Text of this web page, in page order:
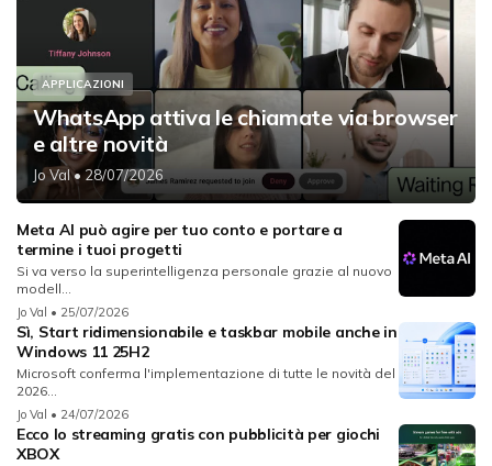
APPLICAZIONI
WhatsApp attiva le chiamate via browser
e altre novità
Jo Val• 28/07/2026
Meta AI può agire per tuo conto e portare a
termine i tuoi progetti
Si va verso la superintelligenza personale grazie al nuovo
modell...
Jo Val • 25/07/2026
Sì, Start ridimensionabile e taskbar mobile anche in
Windows 11 25H2
Microsoft conferma l'implementazione di tutte le novità del
2026...
Jo Val • 24/07/2026
Ecco lo streaming gratis con pubblicità per giochi
XBOX